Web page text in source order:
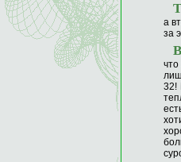
Т
а
за
В
32!